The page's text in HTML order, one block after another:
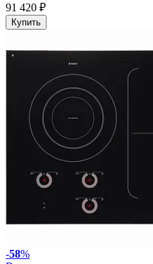
91 420 ₽
Купить
-58%